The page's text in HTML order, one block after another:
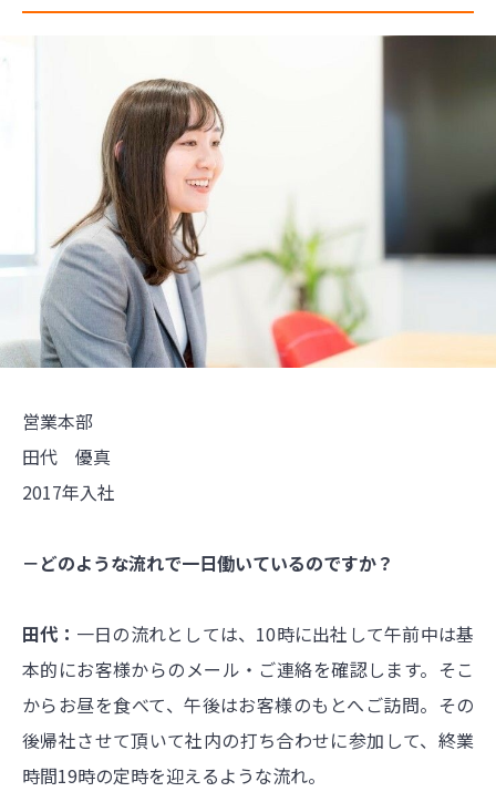
営業本部
田代 優真
2017年入社
－どのような流れで一日働いているのですか？
田代： 一日の流れとしては、10時に出社して午前中は基
本的にお客様からのメール・ご連絡を確認します。そこ
からお昼を食べて、午後はお客様のもとへご訪問。その
後帰社させて頂いて社内の打ち合わせに参加して、終業
時間19時の定時を迎えるような流れ。